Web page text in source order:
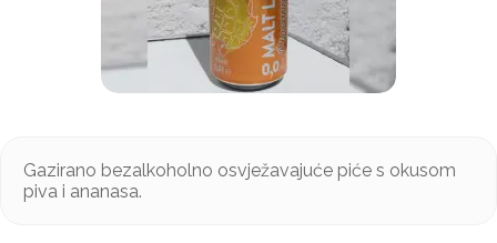
Gazirano bezalkoholno osvježavajuće piće s okusom
piva i ananasa.